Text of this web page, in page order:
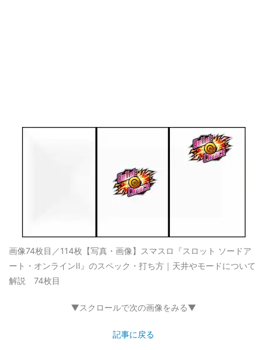
画像74枚目／114枚 【写真・画像】スマスロ『スロット ソードア
ート・オンラインII』のスペック・打ち方｜天井やモードについて
解説 74枚目
▼スクロールで次の画像をみる▼
記事に戻る